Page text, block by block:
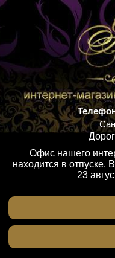
Офис нашего
находится в отпуске.
23